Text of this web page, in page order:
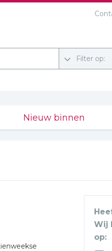
Filter op:
Nieuw binnen
Wij
op: